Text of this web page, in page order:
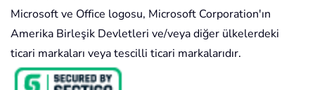
Microsoft ve Office logosu, Microsoft Corporation'ın
Amerika Birleşik Devletleri ve/veya diğer ülkelerdeki
ticari markaları veya tescilli ticari markalarıdır.